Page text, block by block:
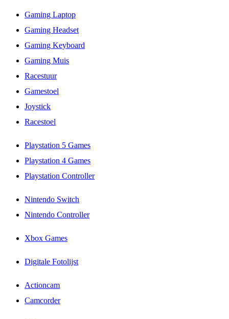
Gaming Laptop
Gaming Headset
Gaming Keyboard
Gaming Muis
Racestuur
Gamestoel
Joystick
Racestoel
Playstation 5 Games
Playstation 4 Games
Playstation Controller
Nintendo Switch
Nintendo Controller
Xbox Games
Digitale Fotolijst
Actioncam
Camcorder